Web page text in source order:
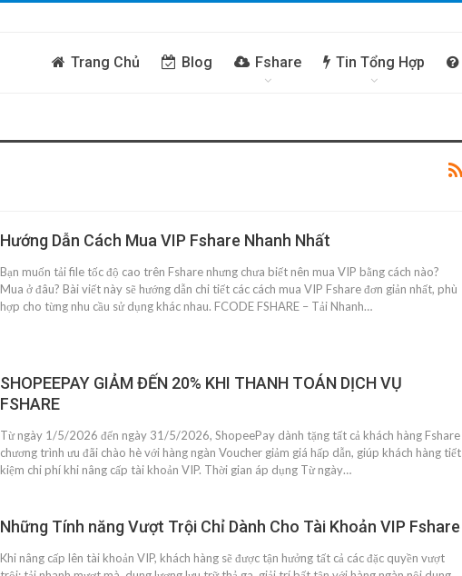
Trang Chủ Blog Fshare Tin Tổng Hợp
Hướng Dẫn Cách Mua VIP Fshare Nhanh Nhất
Bạn muốn tải file tốc độ cao trên Fshare nhưng chưa biết nên mua VIP bằng cách nào?
Mua ở đâu? Bài viết này sẽ hướng dẫn chi tiết các cách mua VIP Fshare đơn giản nhất, phù
hợp cho từng nhu cầu sử dụng khác nhau. FCODE FSHARE – Tải Nhanh…
SHOPEEPAY GIẢM ĐẾN 20% KHI THANH TOÁN DỊCH VỤ
FSHARE
Từ ngày 1/5/2026 đến ngày 31/5/2026, ShopeePay dành tặng tất cả khách hàng Fshare
chương trình ưu đãi chào hè với hàng ngàn Voucher giảm giá hấp dẫn, giúp khách hàng tiết
kiệm chi phí khi nâng cấp tài khoản VIP. Thời gian áp dụng Từ ngày…
Những Tính năng Vượt Trội Chỉ Dành Cho Tài Khoản VIP Fshare
Khi nâng cấp lên tài khoản VIP, khách hàng sẽ được tận hưởng tất cả các đặc quyền vượt